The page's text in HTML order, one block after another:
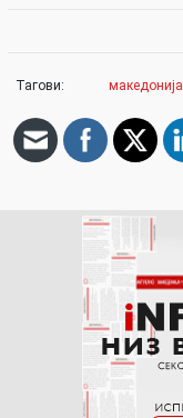
Тагови: македонија